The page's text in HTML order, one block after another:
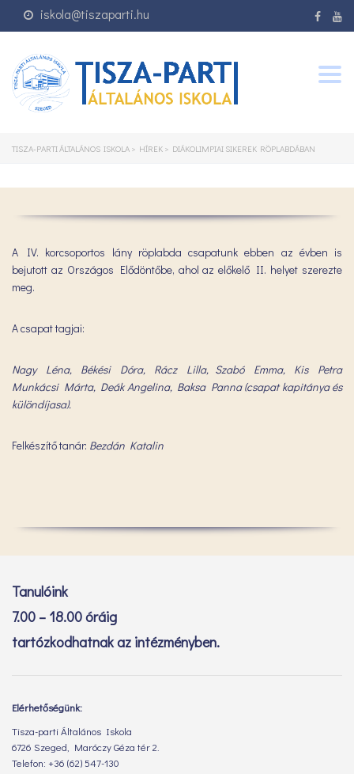
iskola@tiszaparti.hu
TISZA-PARTI ÁLTALÁNOS ISKOLA > HÍREK > DIÁKOLIMPIAI SIKEREK RÖPLABDÁBAN
A IV. korcsoportos lány röplabda csapatunk ebben az évben is
bejutott az Országos Elődöntőbe, ahol az előkelő II. helyet szerezte
meg.
A csapat tagjai:
Nagy Léna, Békési Dóra, Rácz Lilla, Szabó Emma, Kis Petra
Munkácsi Márta, Deák Angelina, Baksa Panna (csapat kapitánya és
különdíjasa).
Felkészítő tanár: Bezdán Katalin
Tanulóink
7.00 – 18.00 óráig
tartózkodhatnak az intézményben.
Elérhetőségünk:
Tisza-parti Általános Iskola
6726 Szeged, Maróczy Géza tér 2.
Telefon: +36 (62) 547-130